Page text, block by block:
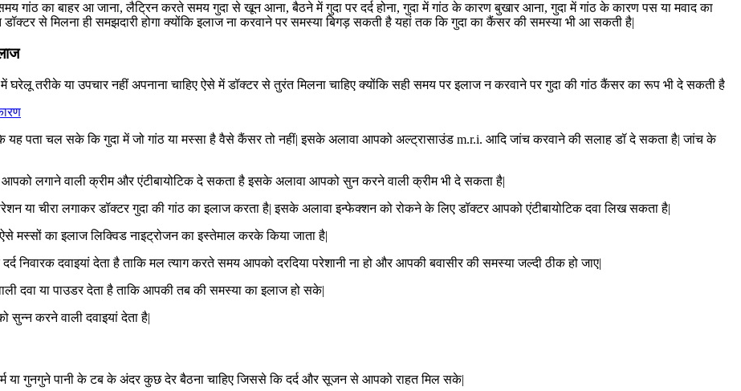
गांठ का बाहर आ जाना, लैट्रिन करते समय गुदा से खून आना, बैठने में गुदा पर दर्द होना, गुदा में गांठ के कारण बुखार आना, गुदा में गांठ के कारण पस या मवाद का
से मिलना ही समझदारी होगा क्योंकि इलाज ना करवाने पर समस्या बिगड़ सकती है यहां तक कि गुदा का कैंसर की समस्या भी आ सकती है|
घरेलू तरीके या उपचार नहीं अपनाना चाहिए ऐसे में डॉक्टर से तुरंत मिलना चाहिए क्योंकि सही समय पर इलाज न करवाने पर गुदा की गांठ कैंसर का रूप भी दे सकती है
यह पता चल सके कि गुदा में जो गांठ या मस्सा है वैसे कैंसर तो नहीं| इसके अलावा आपको अल्ट्रासाउंड m.r.i. आदि जांच करवाने की सलाह डॉ दे सकता है| जांच के
लगाने वाली क्रीम और एंटीबायोटिक दे सकता है इसके अलावा आपको सुन करने वाली क्रीम भी दे सकता है|
या चीरा लगाकर डॉक्टर गुदा की गांठ का इलाज करता है| इसके अलावा इन्फेक्शन को रोकने के लिए डॉक्टर आपको एंटीबायोटिक दवा लिख सकता है|
मस्सों का इलाज लिक्विड नाइट्रोजन का इस्तेमाल करके किया जाता है|
निवारक दवाइयां देता है ताकि मल त्याग करते समय आपको दरदिया परेशानी ना हो और आपकी बवासीर की समस्या जल्दी ठीक हो जाए|
दवा या पाउडर देता है ताकि आपकी तब की समस्या का इलाज हो सके|
करने वाली दवाइयां देता है|
या गुनगुने पानी के टब के अंदर कुछ देर बैठना चाहिए जिससे कि दर्द और सूजन से आपको राहत मिल सके|